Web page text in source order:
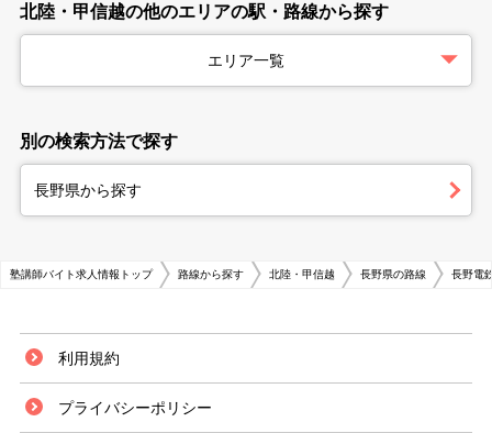
北陸・甲信越の他のエリアの駅・路線から探す
エリア一覧
別の検索方法で探す
長野県から探す
塾講師バイト求人情報トップ 路線から探す 北陸・甲信越 長野県の路線 長野電
利用規約
プライバシーポリシー